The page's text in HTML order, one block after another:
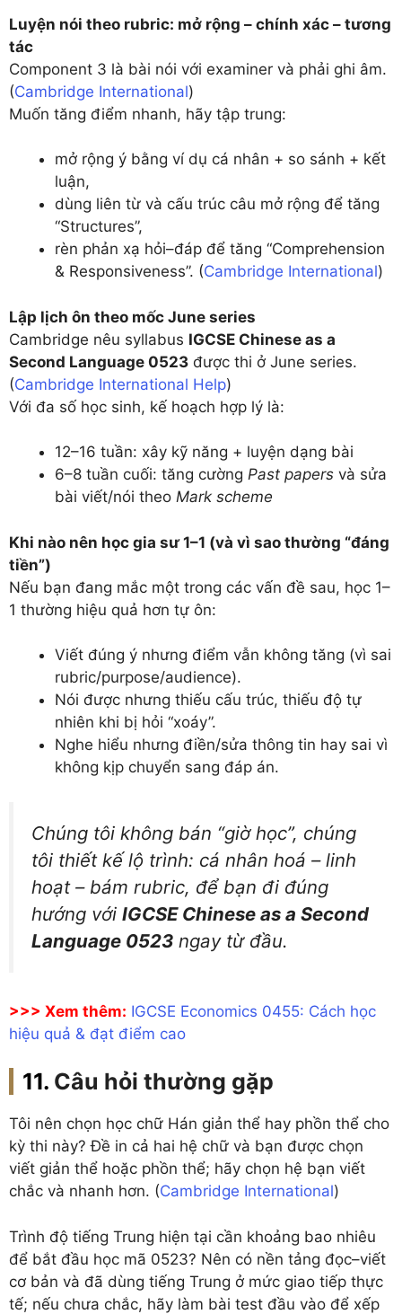
Luyện nói theo rubric: mở rộng – chính xác – tương
tác
Component 3 là bài nói với examiner và phải ghi âm.
(Cambridge International)
Muốn tăng điểm nhanh, hãy tập trung:
mở rộng ý bằng ví dụ cá nhân + so sánh + kết
luận,
dùng liên từ và cấu trúc câu mở rộng để tăng
“Structures”,
rèn phản xạ hỏi–đáp để tăng “Comprehension
& Responsiveness”. (Cambridge International)
Lập lịch ôn theo mốc June series
Cambridge nêu syllabus IGCSE Chinese as a
Second Language 0523 được thi ở June series.
(Cambridge International Help)
Với đa số học sinh, kế hoạch hợp lý là:
12–16 tuần: xây kỹ năng + luyện dạng bài
6–8 tuần cuối: tăng cường Past papers và sửa
bài viết/nói theo Mark scheme
Khi nào nên học gia sư 1–1 (và vì sao thường “đáng
tiền”)
Nếu bạn đang mắc một trong các vấn đề sau, học 1–
1 thường hiệu quả hơn tự ôn:
Viết đúng ý nhưng điểm vẫn không tăng (vì sai
rubric/purpose/audience).
Nói được nhưng thiếu cấu trúc, thiếu độ tự
nhiên khi bị hỏi “xoáy”.
Nghe hiểu nhưng điền/sửa thông tin hay sai vì
không kịp chuyển sang đáp án.
Chúng tôi không bán “giờ học”, chúng
tôi thiết kế lộ trình: cá nhân hoá – linh
hoạt – bám rubric, để bạn đi đúng
hướng với IGCSE Chinese as a Second
Language 0523 ngay từ đầu.
>>> Xem thêm: IGCSE Economics 0455: Cách học
hiệu quả & đạt điểm cao
Câu hỏi thường gặp
Tôi nên chọn học chữ Hán giản thể hay phồn thể cho
kỳ thi này? Đề in cả hai hệ chữ và bạn được chọn
viết giản thể hoặc phồn thể; hãy chọn hệ bạn viết
chắc và nhanh hơn. (Cambridge International)
Trình độ tiếng Trung hiện tại cần khoảng bao nhiêu
để bắt đầu học mã 0523? Nên có nền tảng đọc–viết
cơ bản và đã dùng tiếng Trung ở mức giao tiếp thực
tế; nếu chưa chắc, hãy làm bài test đầu vào để xếp